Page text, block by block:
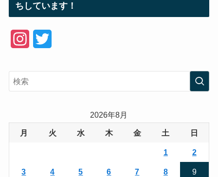
ちしています！
e
2026年8月
月 火 水 木 金 土 日
1 2
3 4 5 6 7 8 9